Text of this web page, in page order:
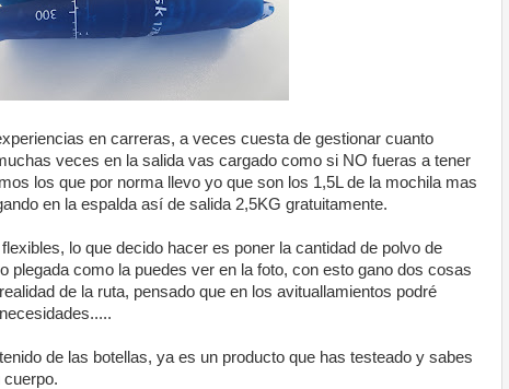
en carreras, a veces cuesta de gestionar cuanto
veces en la salida vas cargado como si NO fueras a tener
los que por norma llevo yo que son los 1,5L de la mochila mas
en la espalda así de salida 2,5KG gratuitamente.
lo que decido hacer es poner la cantidad de polvo de
plegada como la puedes ver en la foto, con esto gano dos cosas
de la ruta, pensado que en los avituallamientos podré
de las botellas, ya es un producto que has testeado y sabes